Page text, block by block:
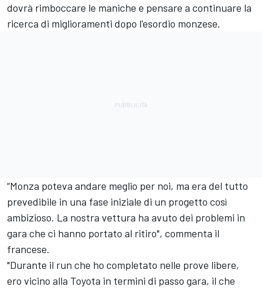
dovrà rimboccare le maniche e pensare a continuare la
ricerca di miglioramenti dopo l'esordio monzese.
“Monza poteva andare meglio per noi, ma era del tutto
prevedibile in una fase iniziale di un progetto così
ambizioso. La nostra vettura ha avuto dei problemi in
gara che ci hanno portato al ritiro", commenta il
francese.
"Durante il run che ho completato nelle prove libere,
ero vicino alla Toyota in termini di passo gara, il che